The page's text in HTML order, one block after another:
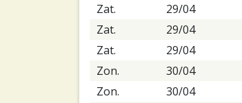
Zat.
29/04
Zat.
29/04
Zat.
29/04
Zon.
30/04
Zon.
30/04